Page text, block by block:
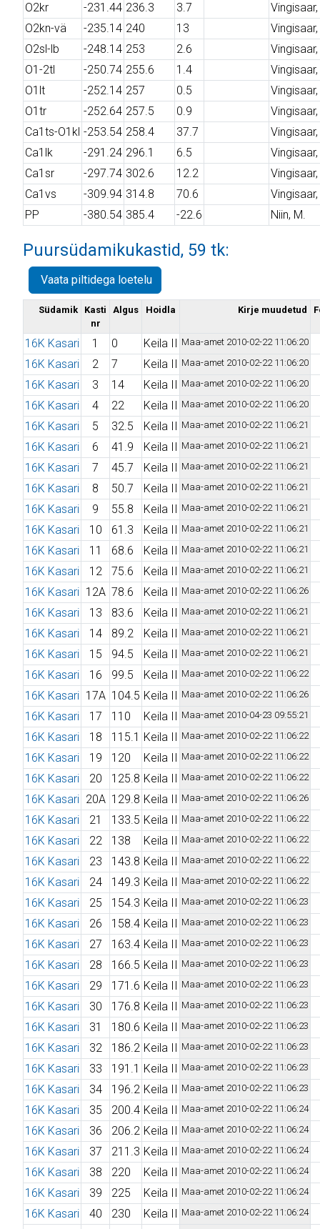
O2kr
-231.44 236.3 3.7
Vingisaar,
O2kn-vä
-235.14 240 13
Vingisaar,
O2sl-lb
-248.14 253 2.6
Vingisaar,
O1-2tl
-250.74 255.6 1.4
Vingisaar,
O1lt
-252.14 257 0.5
Vingisaar,
O1tr
-252.64 257.5 0.9
Vingisaar,
Ca1ts-O1kl -253.54 258.4 37.7
Vingisaar,
Ca1lk
-291.24 296.1 6.5
Vingisaar,
Ca1sr
-297.74 302.6 12.2
Vingisaar,
Ca1vs
-309.94 314.8 70.6
Vingisaar,
PP
-380.54 385.4 -22.6 Niin, M.
Puursüdamikukastid, 59 tk:
Vaata piltidega loetelu
Südamik
Kasti
nr
Algus Hoidla Kirje muudetud
16K Kasari 1 0 Keila II Maa-amet 2010-02-22 11:06:20
16K Kasari 2 7 Keila II Maa-amet 2010-02-22 11:06:20
16K Kasari 3 14 Keila II Maa-amet 2010-02-22 11:06:20
16K Kasari 4 22 Keila II Maa-amet 2010-02-22 11:06:20
16K Kasari 5 32.5 Keila II Maa-amet 2010-02-22 11:06:21
16K Kasari 6 41.9 Keila II Maa-amet 2010-02-22 11:06:21
16K Kasari 7 45.7 Keila II Maa-amet 2010-02-22 11:06:21
16K Kasari 8 50.7 Keila II Maa-amet 2010-02-22 11:06:21
16K Kasari 9 55.8 Keila II Maa-amet 2010-02-22 11:06:21
16K Kasari 10 61.3 Keila II Maa-amet 2010-02-22 11:06:21
16K Kasari 11 68.6 Keila II Maa-amet 2010-02-22 11:06:21
16K Kasari 12 75.6 Keila II Maa-amet 2010-02-22 11:06:21
16K Kasari 12A 78.6 Keila II Maa-amet 2010-02-22 11:06:26
16K Kasari 13 83.6 Keila II Maa-amet 2010-02-22 11:06:21
16K Kasari 14 89.2 Keila II Maa-amet 2010-02-22 11:06:21
16K Kasari 15 94.5 Keila II Maa-amet 2010-02-22 11:06:21
16K Kasari 16 99.5 Keila II Maa-amet 2010-02-22 11:06:22
16K Kasari 17A 104.5 Keila II Maa-amet 2010-02-22 11:06:26
16K Kasari 17 110 Keila II Maa-amet 2010-04-23 09:55:21
16K Kasari 18 115.1 Keila II Maa-amet 2010-02-22 11:06:22
16K Kasari 19 120 Keila II Maa-amet 2010-02-22 11:06:22
16K Kasari 20 125.8 Keila II Maa-amet 2010-02-22 11:06:22
16K Kasari 20A 129.8 Keila II Maa-amet 2010-02-22 11:06:26
16K Kasari 21 133.5 Keila II Maa-amet 2010-02-22 11:06:22
16K Kasari 22 138 Keila II Maa-amet 2010-02-22 11:06:22
16K Kasari 23 143.8 Keila II Maa-amet 2010-02-22 11:06:22
16K Kasari 24 149.3 Keila II Maa-amet 2010-02-22 11:06:22
16K Kasari 25 154.3 Keila II Maa-amet 2010-02-22 11:06:23
16K Kasari 26 158.4 Keila II Maa-amet 2010-02-22 11:06:23
16K Kasari 27 163.4 Keila II Maa-amet 2010-02-22 11:06:23
16K Kasari 28 166.5 Keila II Maa-amet 2010-02-22 11:06:23
16K Kasari 29 171.6 Keila II Maa-amet 2010-02-22 11:06:23
16K Kasari 30 176.8 Keila II Maa-amet 2010-02-22 11:06:23
16K Kasari 31 180.6 Keila II Maa-amet 2010-02-22 11:06:23
16K Kasari 32 186.2 Keila II Maa-amet 2010-02-22 11:06:23
16K Kasari 33 191.1 Keila II Maa-amet 2010-02-22 11:06:23
16K Kasari 34 196.2 Keila II Maa-amet 2010-02-22 11:06:23
16K Kasari 35 200.4 Keila II Maa-amet 2010-02-22 11:06:24
16K Kasari 36 206.2 Keila II Maa-amet 2010-02-22 11:06:24
16K Kasari 37 211.3 Keila II Maa-amet 2010-02-22 11:06:24
16K Kasari 38 220 Keila II Maa-amet 2010-02-22 11:06:24
16K Kasari 39 225 Keila II Maa-amet 2010-02-22 11:06:24
16K Kasari 40 230 Keila II Maa-amet 2010-02-22 11:06:24